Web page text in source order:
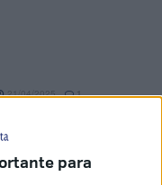
para
21/04/2025 1
11/04/2025 1